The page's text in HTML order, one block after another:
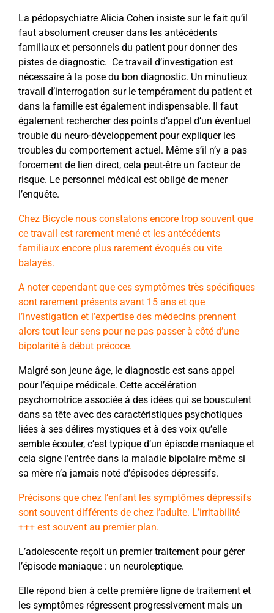
La pédopsychiatre Alicia Cohen insiste sur le fait qu’il
faut absolument creuser dans les antécédents
familiaux et personnels du patient pour donner des
pistes de diagnostic. Ce travail d’investigation est
nécessaire à la pose du bon diagnostic. Un minutieux
travail d’interrogation sur le tempérament du patient et
dans la famille est également indispensable. Il faut
également rechercher des points d’appel d’un éventuel
trouble du neuro-développement pour expliquer les
troubles du comportement actuel. Même s’il n’y a pas
forcement de lien direct, cela peut-être un facteur de
risque. Le personnel médical est obligé de mener
l’enquête.
Chez Bicycle nous constatons encore trop souvent que
ce travail est rarement mené et les antécédents
familiaux encore plus rarement évoqués ou vite
balayés.
A noter cependant que ces symptômes très spécifiques
sont rarement présents avant 15 ans et que
l’investigation et l’expertise des médecins prennent
alors tout leur sens pour ne pas passer à côté d’une
bipolarité à début précoce.
Malgré son jeune âge, le diagnostic est sans appel
pour l’équipe médicale. Cette accélération
psychomotrice associée à des idées qui se bousculent
dans sa tête avec des caractéristiques psychotiques
liées à ses délires mystiques et à des voix qu’elle
semble écouter, c’est typique d’un épisode maniaque et
cela signe l’entrée dans la maladie bipolaire même si
sa mère n’a jamais noté d’épisodes dépressifs.
Précisons que chez l’enfant les symptômes dépressifs
sont souvent différents de chez l’adulte. L’irritabilité
+++ est souvent au premier plan.
L’adolescente reçoit un premier traitement pour gérer
l’épisode maniaque : un neuroleptique.
Elle répond bien à cette première ligne de traitement et
les symptômes régressent progressivement mais un